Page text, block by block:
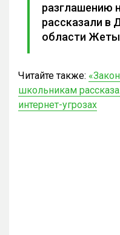
разглашению
рассказали в
области
Читайте также:
школьникам
интернет-угрозах